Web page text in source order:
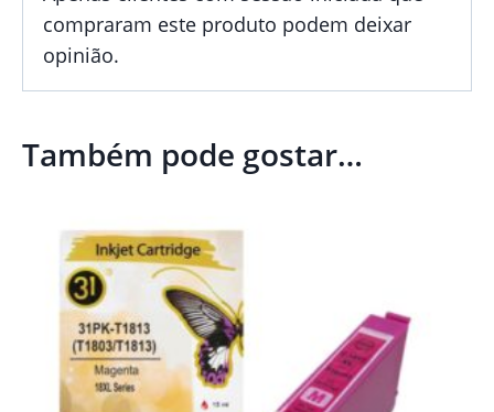
compraram este produto podem deixar
opinião.
Também pode gostar…